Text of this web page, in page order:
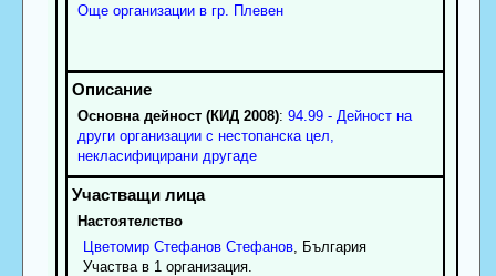
Още организации в гр. Плевен
Основна дейност (КИД 2008): 94.99 - Дейност на
други организации с нестопанска цел,
некласифицирани другаде
Настоятелство
Цветомир Стефанов Стефанов, България
Участва в 1 организация.